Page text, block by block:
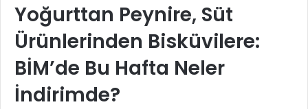
Yoğurttan Peynire, Süt
Ürünlerinden Bisküvilere:
BİM’de Bu Hafta Neler
İndirimde?